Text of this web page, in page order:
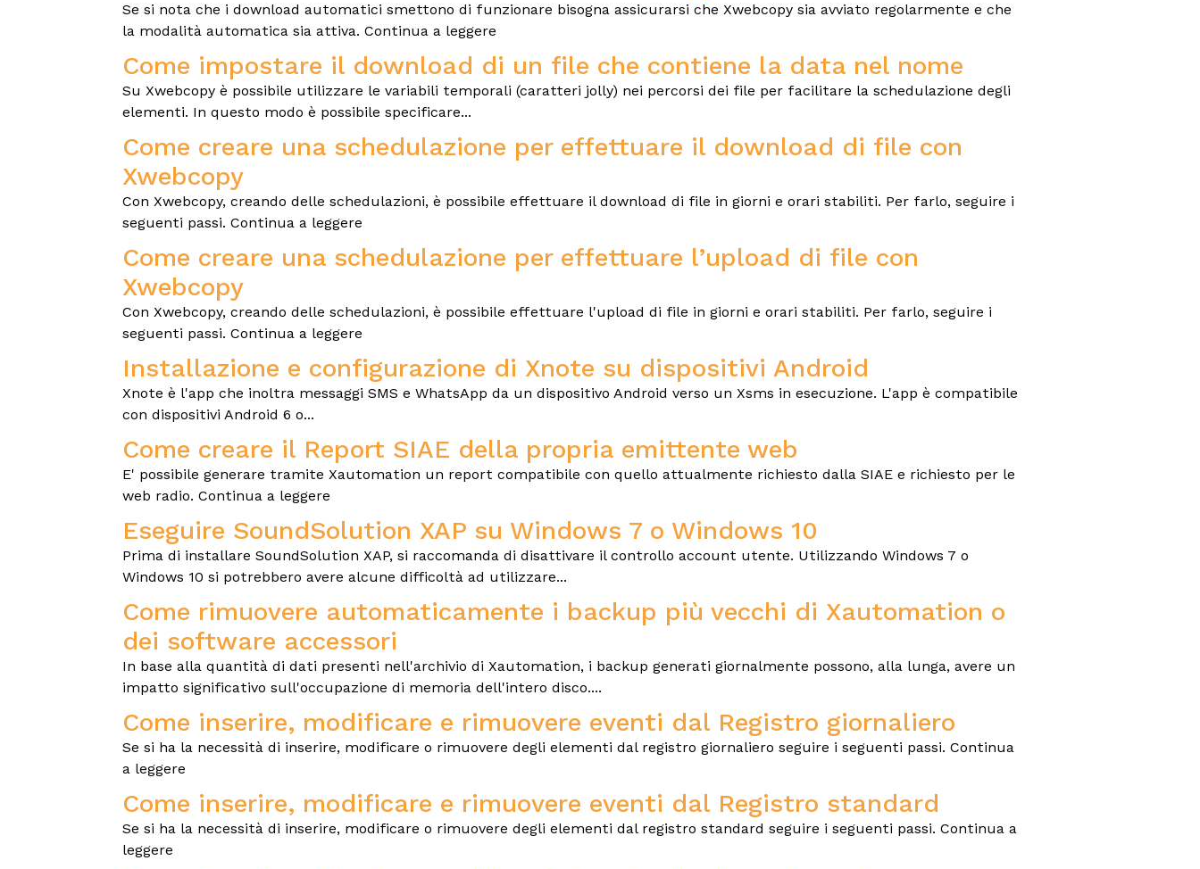
Se si nota che i download automatici smettono di funzionare bisogna assicurarsi che Xwebcopy sia avviato regolarmente e che
la modalità automatica sia attiva. Continua a leggere
Come impostare il download di un file che contiene la data nel nome
Su Xwebcopy è possibile utilizzare le variabili temporali (caratteri jolly) nei percorsi dei file per facilitare la schedulazione degli
elementi. In questo modo è possibile specificare...
Come creare una schedulazione per effettuare il download di file con
Xwebcopy
Con Xwebcopy, creando delle schedulazioni, è possibile effettuare il download di file in giorni e orari stabiliti. Per farlo, seguire i
seguenti passi. Continua a leggere
Come creare una schedulazione per effettuare l’upload di file con
Xwebcopy
Con Xwebcopy, creando delle schedulazioni, è possibile effettuare l'upload di file in giorni e orari stabiliti. Per farlo, seguire i
seguenti passi. Continua a leggere
Installazione e configurazione di Xnote su dispositivi Android
Xnote è l'app che inoltra messaggi SMS e WhatsApp da un dispositivo Android verso un Xsms in esecuzione. L'app è compatibile
con dispositivi Android 6 o...
Come creare il Report SIAE della propria emittente web
E' possibile generare tramite Xautomation un report compatibile con quello attualmente richiesto dalla SIAE e richiesto per le
web radio. Continua a leggere
Eseguire SoundSolution XAP su Windows 7 o Windows 10
Prima di installare SoundSolution XAP, si raccomanda di disattivare il controllo account utente. Utilizzando Windows 7 o
Windows 10 si potrebbero avere alcune difficoltà ad utilizzare...
Come rimuovere automaticamente i backup più vecchi di Xautomation o
dei software accessori
In base alla quantità di dati presenti nell'archivio di Xautomation, i backup generati giornalmente possono, alla lunga, avere un
impatto significativo sull'occupazione di memoria dell'intero disco....
Come inserire, modificare e rimuovere eventi dal Registro giornaliero
Se si ha la necessità di inserire, modificare o rimuovere degli elementi dal registro giornaliero seguire i seguenti passi. Continua
a leggere
Come inserire, modificare e rimuovere eventi dal Registro standard
Se si ha la necessità di inserire, modificare o rimuovere degli elementi dal registro standard seguire i seguenti passi. Continua a
leggere